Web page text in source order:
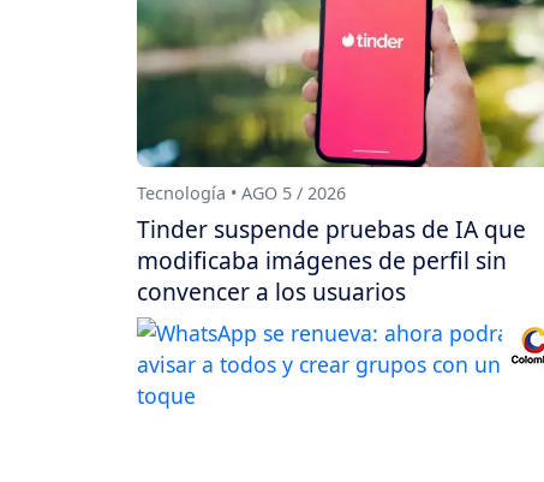
Tecnología • AGO 5 / 2026
Tinder suspende pruebas de IA que
modificaba imágenes de perfil sin
convencer a los usuarios